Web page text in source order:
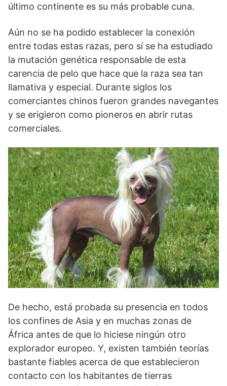
último continente es su más probable cuna.
Aún no se ha podido establecer la conexión
entre todas estas razas, pero sí se ha estudiado
la mutación genética responsable de esta
carencia de pelo que hace que la raza sea tan
llamativa y especial. Durante siglos los
comerciantes chinos fueron grandes navegantes
y se erigieron como pioneros en abrir rutas
comerciales.
De hecho, está probada su presencia en todos
los confines de Asia y en mu­chas zonas de
África antes de que lo hiciese ningún otro
explorador europeo. Y, existen también teo­rías
bastante fiables acerca de que establecieron
contacto con los habitantes de tierras